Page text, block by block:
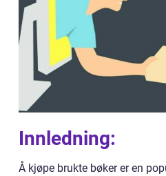
Innledning:
Å kjøpe brukte bøker er en